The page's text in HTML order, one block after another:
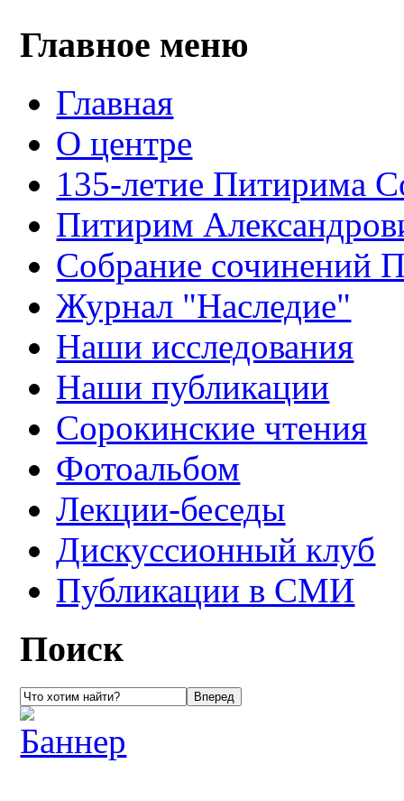
Главное меню
Главная
О центре
135-летие Питирима
Питирим
Собрание сочинений
Журнал "Наследие"
Наши исследования
Наши публикации
Сорокинские чтения
Фотоальбом
Лекции-беседы
Дискуссионный клуб
Публикации в СМИ
Поиск